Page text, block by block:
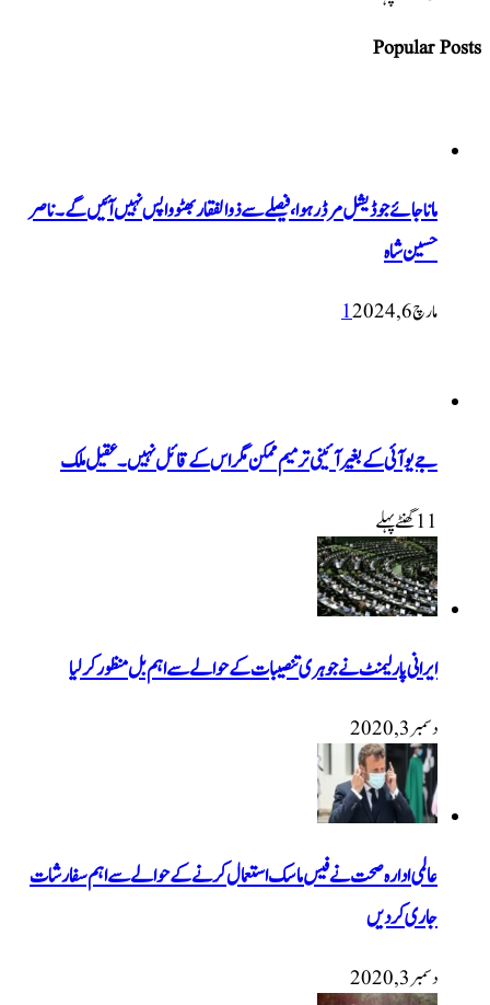
Popular Posts
ماناجائے جوڈیشل مرڈر ہوا، فیصلے سے ذوالفقار بھٹو واپس نہیں آئیں گے۔ ناصر
حسین شاہ
مارچ 6, 2024 1
جے یو آئی کے بغیر آئینی ترمیم ممکن مگر اس کے قائل نہیں۔ عقیل ملک
11 گھنٹےپہلے
ایرانی پارلیمنٹ نے جوہری تنصیبات کے حوالے سے اہم بل منظور کرلیا
دسمبر 3, 2020
عالمی ادارہ صحت نے فیس ماسک استعمال کرنے کے حوالے سے اہم سفارشات
جاری کردیں
دسمبر 3, 2020